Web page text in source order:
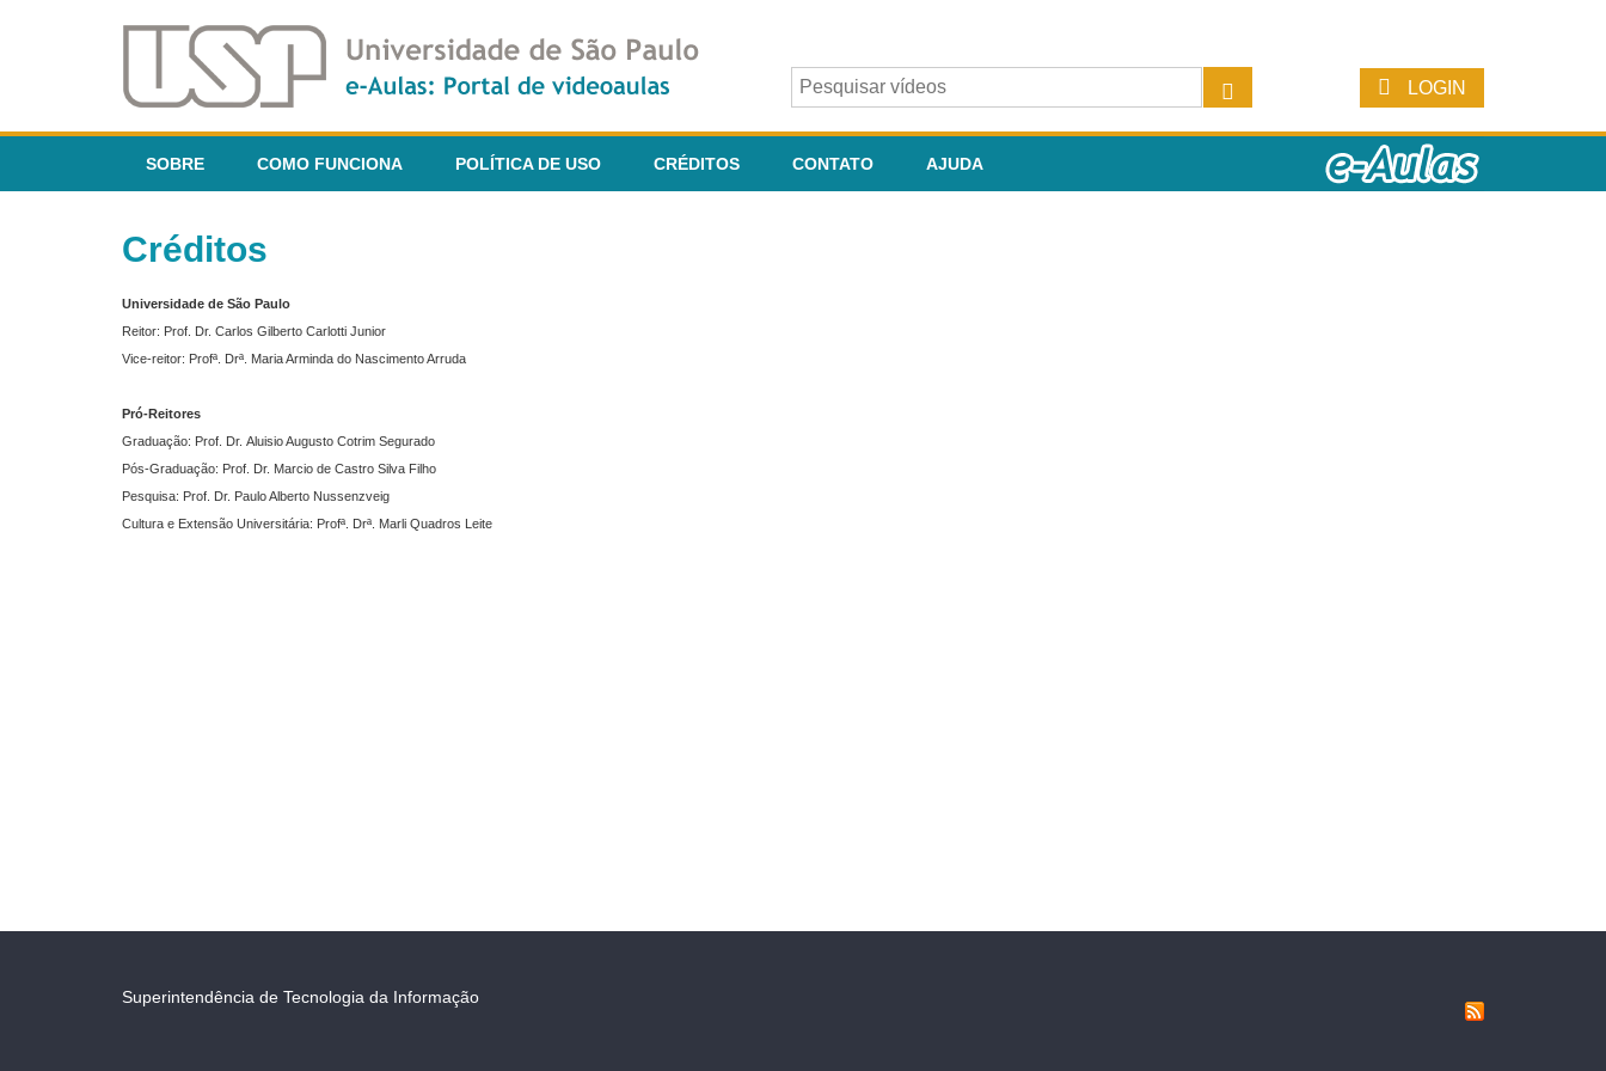
LOGIN
SOBRE COMO FUNCIONA POLÍTICA DE USO CRÉDITOS CONTATO AJUDA
Créditos
Universidade de São Paulo
Reitor: Prof. Dr. Carlos Gilberto Carlotti Junior
Vice-reitor: Profª. Drª. Maria Arminda do Nascimento Arruda
Pró-Reitores
Graduação: Prof. Dr. Aluisio Augusto Cotrim Segurado
Pós-Graduação: Prof. Dr. Marcio de Castro Silva Filho
Pesquisa: Prof. Dr. Paulo Alberto Nussenzveig
Cultura e Extensão Universitária: Profª. Drª. Marli Quadros Leite
Superintendência de Tecnologia da Informação